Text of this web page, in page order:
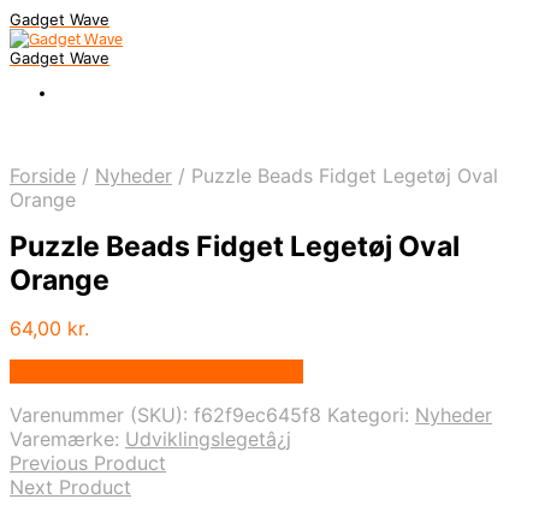
Gadget Wave
Gadget Wave
Forside / Nyheder / Puzzle Beads Fidget Legetøj Oval
Orange
Puzzle Beads Fidget Legetøj Oval
Orange
64,00 kr.
Varenummer (SKU): f62f9ec645f8 Kategori: Nyheder
Varemærke: Udviklingslegetâ¿j
Previous Product
Next Product